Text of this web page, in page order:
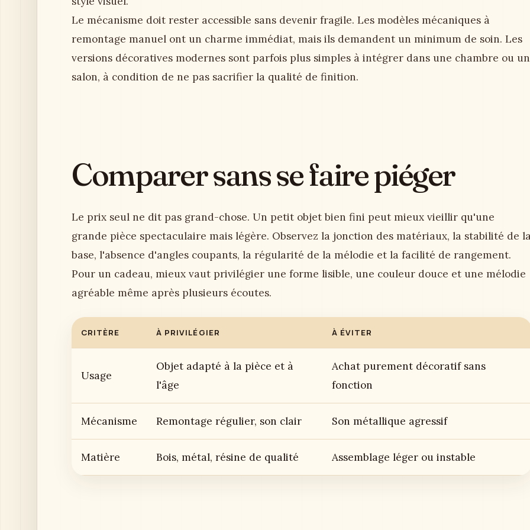
Le mécanisme doit rester accessible sans devenir fragile. Les modèles mécaniques à
remontage manuel ont un charme immédiat, mais ils demandent un minimum de soin. Les
versions décoratives modernes sont parfois plus simples à intégrer dans une chambre ou un
salon, à condition de ne pas sacrifier la qualité de finition.
Comparer sans se faire piéger
Le prix seul ne dit pas grand-chose. Un petit objet bien fini peut mieux vieillir qu'une
grande pièce spectaculaire mais légère. Observez la jonction des matériaux, la stabilité de
base, l'absence d'angles coupants, la régularité de la mélodie et la facilité de rangement.
Pour un cadeau, mieux vaut privilégier une forme lisible, une couleur douce et une mélodie
agréable même après plusieurs écoutes.
CRITÈRE À PRIVILÉGIER À ÉVITER
Usage
Objet adapté à la pièce et à
l'âge
Achat purement décoratif sans
fonction
Mécanisme Remontage régulier, son clair Son métallique agressif
Matière Bois, métal, résine de qualité Assemblage léger ou instable